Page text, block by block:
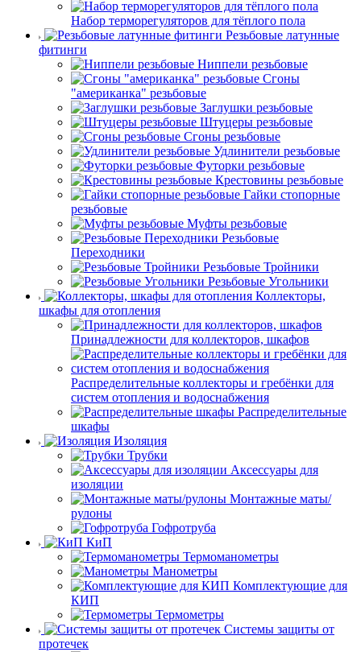
Набор терморегуляторов для тёплого пола
Резьбовые латунные
фитинги
Ниппели резьбовые
Сгоны
"американка" резьбовые
Заглушки резьбовые
Штуцеры резьбовые
Сгоны резьбовые
Удлинители резьбовые
Футорки резьбовые
Крестовины резьбовые
Гайки стопорные
резьбовые
Муфты резьбовые
Резьбовые
Переходники
Резьбовые Тройники
Резьбовые Угольники
Коллекторы,
шкафы для отопления
Принадлежности для коллекторов, шкафов
Распределительные коллекторы и гребёнки для
систем отопления и водоснабжения
Распределительные
шкафы
Изоляция
Трубки
Аксессуары для
изоляции
Монтажные маты/
рулоны
Гофротруба
КиП
Термоманометры
Манометры
Комплектующие для
КИП
Термометры
Системы защиты от
протечек